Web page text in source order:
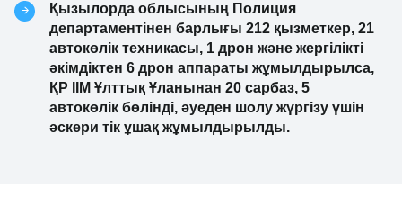
Қызылорда облысының Полиция
департаментінен барлығы 212 қызметкер, 21
автокөлік техникасы, 1 дрон және жергілікті
әкімдіктен 6 дрон аппараты жұмылдырылса,
ҚР ІІМ Ұлттық Ұланынан 20 сарбаз, 5
автокөлік бөлінді, әуеден шолу жүргізу үшін
әскери тік ұшақ жұмылдырылды.